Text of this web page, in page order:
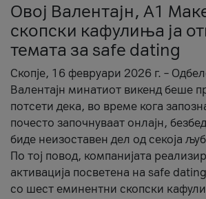
Овој Валентајн, A1
скопски кафулиња ја
темата за safe dating
Скопје, 16 февруари 2026 г. –
Валентајн минатиот викенд беше
потсети дека, во време кога
почесто започнуваат онлајн,
биде неизоставен дел од секоја
По тој повод, компанијата
активација посветена на safe
со шест еминентни скопски